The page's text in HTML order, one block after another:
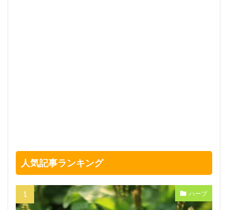
人気記事ランキング
ハーブ